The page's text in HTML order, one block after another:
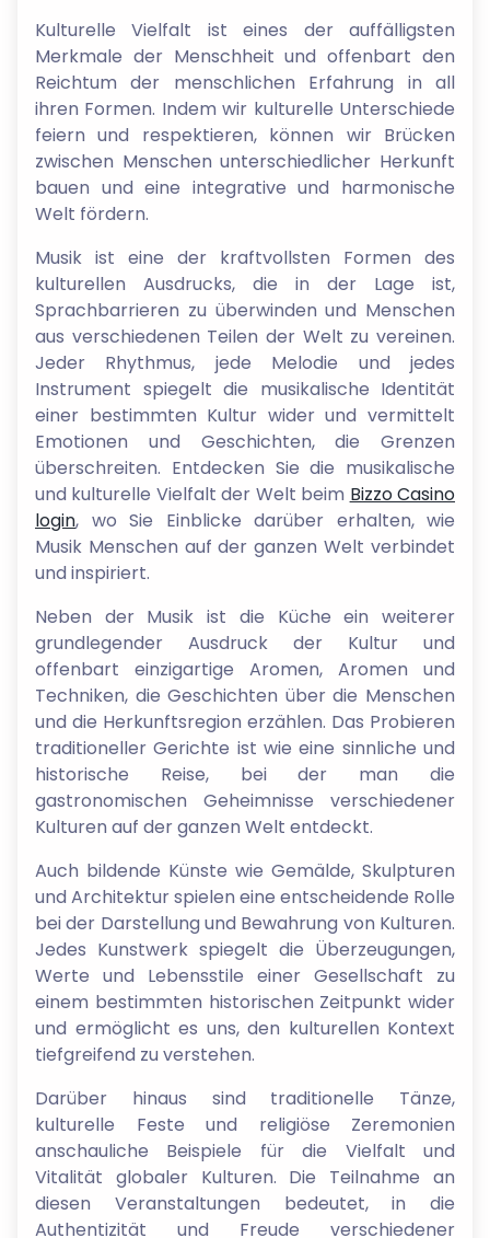
Kulturelle Vielfalt ist eines der auffälligsten
Merkmale der Menschheit und offenbart den
Reichtum der menschlichen Erfahrung in all
ihren Formen. Indem wir kulturelle Unterschiede
feiern und respektieren, können wir Brücken
zwischen Menschen unterschiedlicher Herkunft
bauen und eine integrative und harmonische
Welt fördern.
Musik ist eine der kraftvollsten Formen des
kulturellen Ausdrucks, die in der Lage ist,
Sprachbarrieren zu überwinden und Menschen
aus verschiedenen Teilen der Welt zu vereinen.
Jeder Rhythmus, jede Melodie und jedes
Instrument spiegelt die musikalische Identität
einer bestimmten Kultur wider und vermittelt
Emotionen und Geschichten, die Grenzen
überschreiten. Entdecken Sie die musikalische
und kulturelle Vielfalt der Welt beim Bizzo Casino
login, wo Sie Einblicke darüber erhalten, wie
Musik Menschen auf der ganzen Welt verbindet
und inspiriert.
Neben der Musik ist die Küche ein weiterer
grundlegender Ausdruck der Kultur und
offenbart einzigartige Aromen, Aromen und
Techniken, die Geschichten über die Menschen
und die Herkunftsregion erzählen. Das Probieren
traditioneller Gerichte ist wie eine sinnliche und
historische Reise, bei der man die
gastronomischen Geheimnisse verschiedener
Kulturen auf der ganzen Welt entdeckt.
Auch bildende Künste wie Gemälde, Skulpturen
und Architektur spielen eine entscheidende Rolle
bei der Darstellung und Bewahrung von Kulturen.
Jedes Kunstwerk spiegelt die Überzeugungen,
Werte und Lebensstile einer Gesellschaft zu
einem bestimmten historischen Zeitpunkt wider
und ermöglicht es uns, den kulturellen Kontext
tiefgreifend zu verstehen.
Darüber hinaus sind traditionelle Tänze,
kulturelle Feste und religiöse Zeremonien
anschauliche Beispiele für die Vielfalt und
Vitalität globaler Kulturen. Die Teilnahme an
diesen Veranstaltungen bedeutet, in die
Authentizität und Freude verschiedener